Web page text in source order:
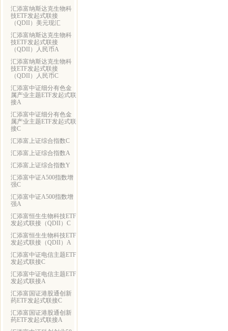
汇添富纳斯达克生物科
技ETF发起式联接
（QDII）美元现汇
汇添富纳斯达克生物科
技ETF发起式联接
（QDII）人民币A
汇添富纳斯达克生物科
技ETF发起式联接
（QDII）人民币C
汇添富中证细分有色金
属产业主题ETF发起式联
接A
汇添富中证细分有色金
属产业主题ETF发起式联
接C
汇添富上证综合指数C
汇添富上证综合指数A
汇添富上证综合指数Y
汇添富中证A500指数增
强C
汇添富中证A500指数增
强A
汇添富恒生生物科技ETF
发起式联接（QDII）C
汇添富恒生生物科技ETF
发起式联接（QDII）A
汇添富中证电信主题ETF
发起式联接C
汇添富中证电信主题ETF
发起式联接A
汇添富国证港股通创新
药ETF发起式联接C
汇添富国证港股通创新
药ETF发起式联接A